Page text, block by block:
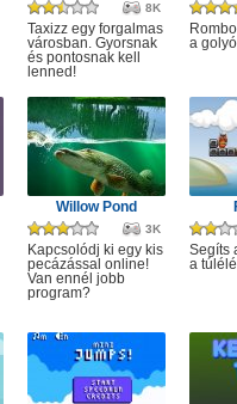
8K
Taxizz egy forgalmas
városban. Gyorsnak
és pontosnak kell
lenned!
a
Willow Pond
3K
Kapcsolódj ki egy kis
pecázással online!
Van ennél jobb
program?
Segíts
a